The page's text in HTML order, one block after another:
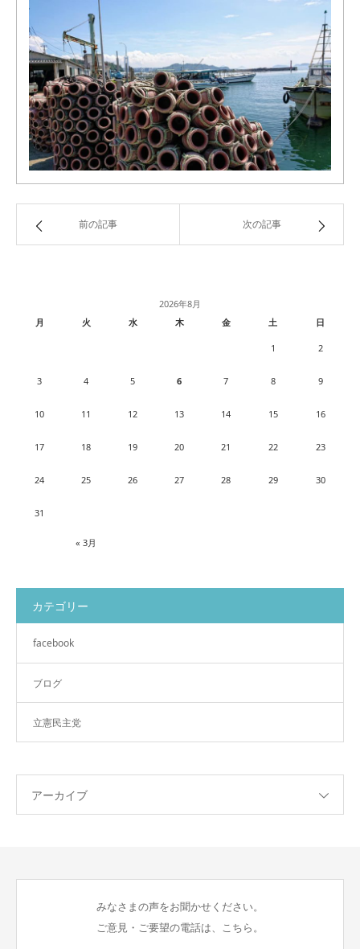
前の記事 次の記事
2026年8月
月
火 水 木 金 土 日
« 3月
1 2
3 4 5 6 7 8 9
10 11 12 13 14 15 16
17 18 19 20 21 22 23
24 25 26 27 28 29 30
31
カテゴリー
facebook
ブログ
立憲民主党
アーカイブ
みなさまの声をお聞かせください。
ご意見・ご要望の電話は、こちら。